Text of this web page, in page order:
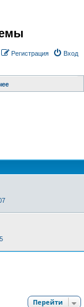
Вход
Регистрация
поиск
Перейти